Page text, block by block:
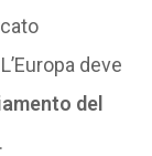
deve
del
.